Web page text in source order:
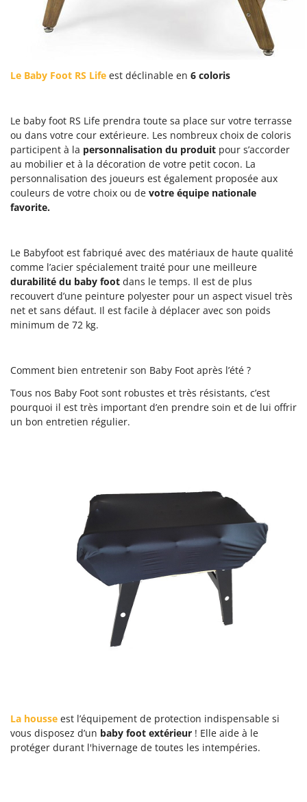
Le Baby Foot RS Life est déclinable en 6 coloris
Le baby foot RS Life prendra toute sa place sur votre terrasse
ou dans votre cour extérieure. Les nombreux choix de coloris
participent à la personnalisation du produit pour s’accorder
au mobilier et à la décoration de votre petit cocon. La
personnalisation des joueurs est également proposée aux
couleurs de votre choix ou de votre équipe nationale
favorite.
Le Babyfoot est fabriqué avec des matériaux de haute qualité
comme l’acier spécialement traité pour une meilleure
durabilité du baby foot dans le temps. Il est de plus
recouvert d’une peinture polyester pour un aspect visuel très
net et sans défaut. Il est facile à déplacer avec son poids
minimum de 72 kg.
Comment bien entretenir son Baby Foot après l’été ?
Tous nos Baby Foot sont robustes et très résistants, c’est
pourquoi il est très important d’en prendre soin et de lui offrir
un bon entretien régulier.
La housse est l’équipement de protection indispensable si
vous disposez d’un baby foot extérieur ! Elle aide à le
protéger durant l'hivernage de toutes les intempéries.